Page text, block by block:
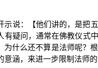
示说：【他们讲的，是把
有疑问，通常在佛教仪式
为什么还不算是法师呢？
意涵，来进一步限制法师